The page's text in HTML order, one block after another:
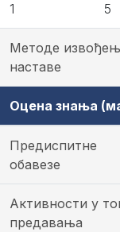
1 5
Методе
наставе
Оцена знања
Предиспитне
обавезе
Активности у
предавања